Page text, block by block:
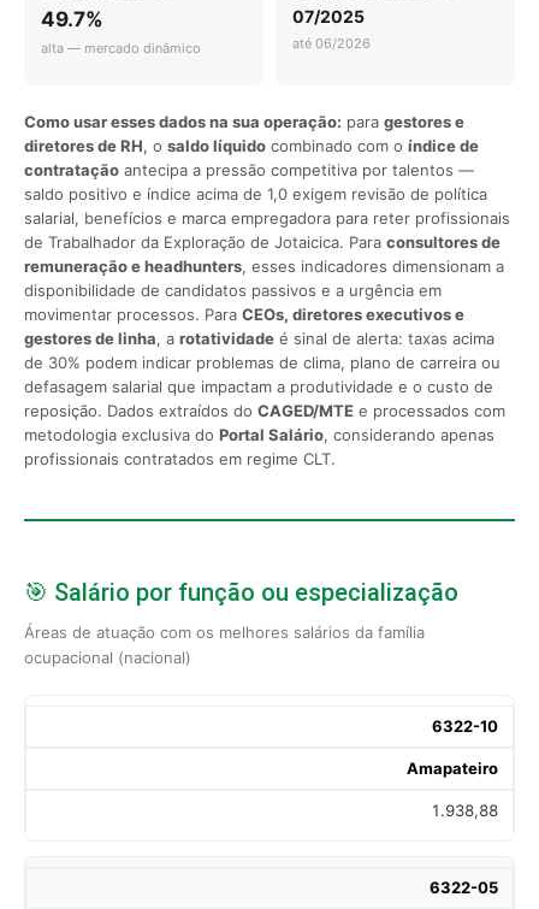
49.7%
alta — mercado dinâmico
07/2025
até 06/2026
Como usar esses dados na sua operação: para gestores e
diretores de RH, o saldo líquido combinado com o índice de
contratação antecipa a pressão competitiva por talentos —
saldo positivo e índice acima de 1,0 exigem revisão de política
salarial, benefícios e marca empregadora para reter profissionais
de Trabalhador da Exploração de Jotaicica. Para consultores de
remuneração e headhunters, esses indicadores dimensionam a
disponibilidade de candidatos passivos e a urgência em
movimentar processos. Para CEOs, diretores executivos e
gestores de linha, a rotatividade é sinal de alerta: taxas acima
de 30% podem indicar problemas de clima, plano de carreira ou
defasagem salarial que impactam a produtividade e o custo de
reposição. Dados extraídos do CAGED/MTE e processados com
metodologia exclusiva do Portal Salário, considerando apenas
profissionais contratados em regime CLT.
🎯 Salário por função ou especialização
Áreas de atuação com os melhores salários da família
ocupacional (nacional)
6322-10
Amapateiro
1.938,88
6322-05